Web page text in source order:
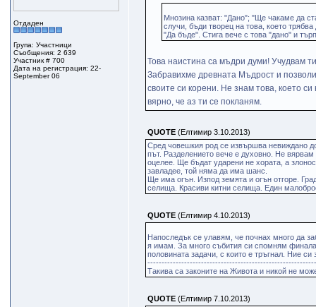
Отдаден
Група: Участници
Съобщения: 2 639
Участник # 700
Дата на регистрация: 22-
September 06
Мнозина казват: "Дано"; "Ще чакаме да
случи, бъди творец на това, което
"Да бъде". Стига вече с това "дано" и
Това наистина са мъдри думи! Учудвам
Забравихме древната Мъдрост и
своите си корени. Не знам това, което
вярно, че аз ти се покланям.
QUOTE (Елтимир 3.10.2013)
Сред човешкия род се извършва невиждано
път. Разделението вече е духовно. Не
оцелее. Ще бъдат ударени не хората, а
завладее, той няма да има шанс.
Ще има огън. Изпод земята и огън отгоре.
селища. Красиви китни селища. Един
QUOTE (Елтимир 4.10.2013)
Напоследък се улавям, че почнах много да
я имам. За много събития си спомням
половината задачи, с които е тръгнал. Ние
Такива са законите на Живота и никой не
QUOTE (Елтимир 7.10.2013)